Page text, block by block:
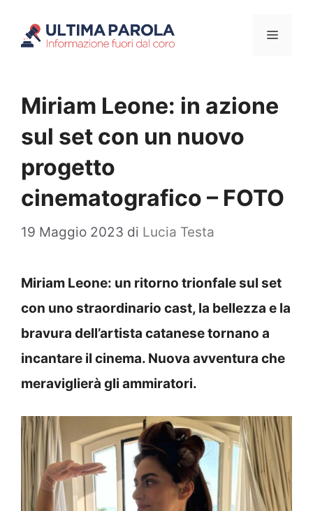
Menu
Miriam Leone: in azione
sul set con un nuovo
progetto
cinematografico – FOTO
19 Maggio 2023 di Lucia Testa
Miriam Leone: un ritorno trionfale sul set
con uno straordinario cast, la bellezza e la
bravura dell’artista catanese tornano a
incantare il cinema. Nuova avventura che
meraviglierà gli ammiratori.